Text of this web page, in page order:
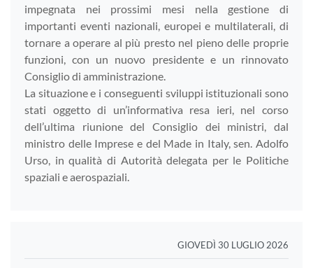
impegnata nei prossimi mesi nella gestione di
importanti eventi nazionali, europei e multilaterali, di
tornare a operare al più presto nel pieno delle proprie
funzioni, con un nuovo presidente e un rinnovato
Consiglio di amministrazione.
La situazione e i conseguenti sviluppi istituzionali sono
stati oggetto di un’informativa resa ieri, nel corso
dell’ultima riunione del Consiglio dei ministri, dal
ministro delle Imprese e del Made in Italy, sen. Adolfo
Urso, in qualità di Autorità delegata per le Politiche
spaziali e aerospaziali.
GIOVEDÌ 30 LUGLIO 2026